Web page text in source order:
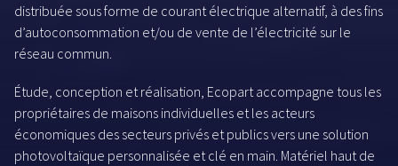
distribuée sous forme de courant électrique alternatif, à des fins
d’autoconsommation et/ou de vente de l’électricité sur le
réseau commun.
Étude, conception et réalisation, Ecopart accompagne tous les
propriétaires de maisons individuelles et les acteurs
économiques des secteurs privés et publics vers une solution
photovoltaïque personnalisée et clé en main. Matériel haut de